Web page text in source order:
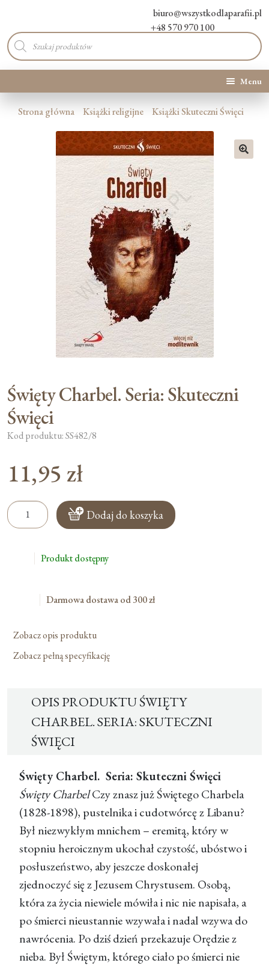
biuro@wszystkodlaparafii.pl
+48 570 970 100
Wyszukiwarka
produktów
Menu
Kategorie produktów
Promocje
Nowości
Moje konto
Strona główna Książki religijne Książki Skuteczni Święci
Święty Charbel. Seria: Skuteczni
Święci
Kod produktu: SS482/8
11,95 zł
ilość
Święty
Skuteczni
Dodaj do koszyka
Produkt dostępny
Darmowa dostawa od 300 zł
Zobacz opis produktu
Zobacz pełną specyfikację
OPIS PRODUKTU ŚWIĘTY
CHARBEL. SERIA: SKUTECZNI
ŚWIĘCI
Święty Charbel. Seria: Skuteczni Święci
Święty CharbelCzy znasz już Świętego Charbela
(1828-1898), pustelnika i cudotwórcę z Libanu?
Był niezwykłym mnichem – eremitą, który w
stopniu heroicznym ukochał czystość, ubóstwo i
posłuszeństwo, aby jeszcze doskonałej
zjednoczyć się z Jezusem Chrystusem. Osobą,
która za życia niewiele mówiła i nic nie napisała, a
po śmierci nieustannie wzywała i nadal wzywa do
nawrócenia. Po dziś dzień przekazuje Orędzie z
nieba. Był Świętym, którego ciało po śmierci nie